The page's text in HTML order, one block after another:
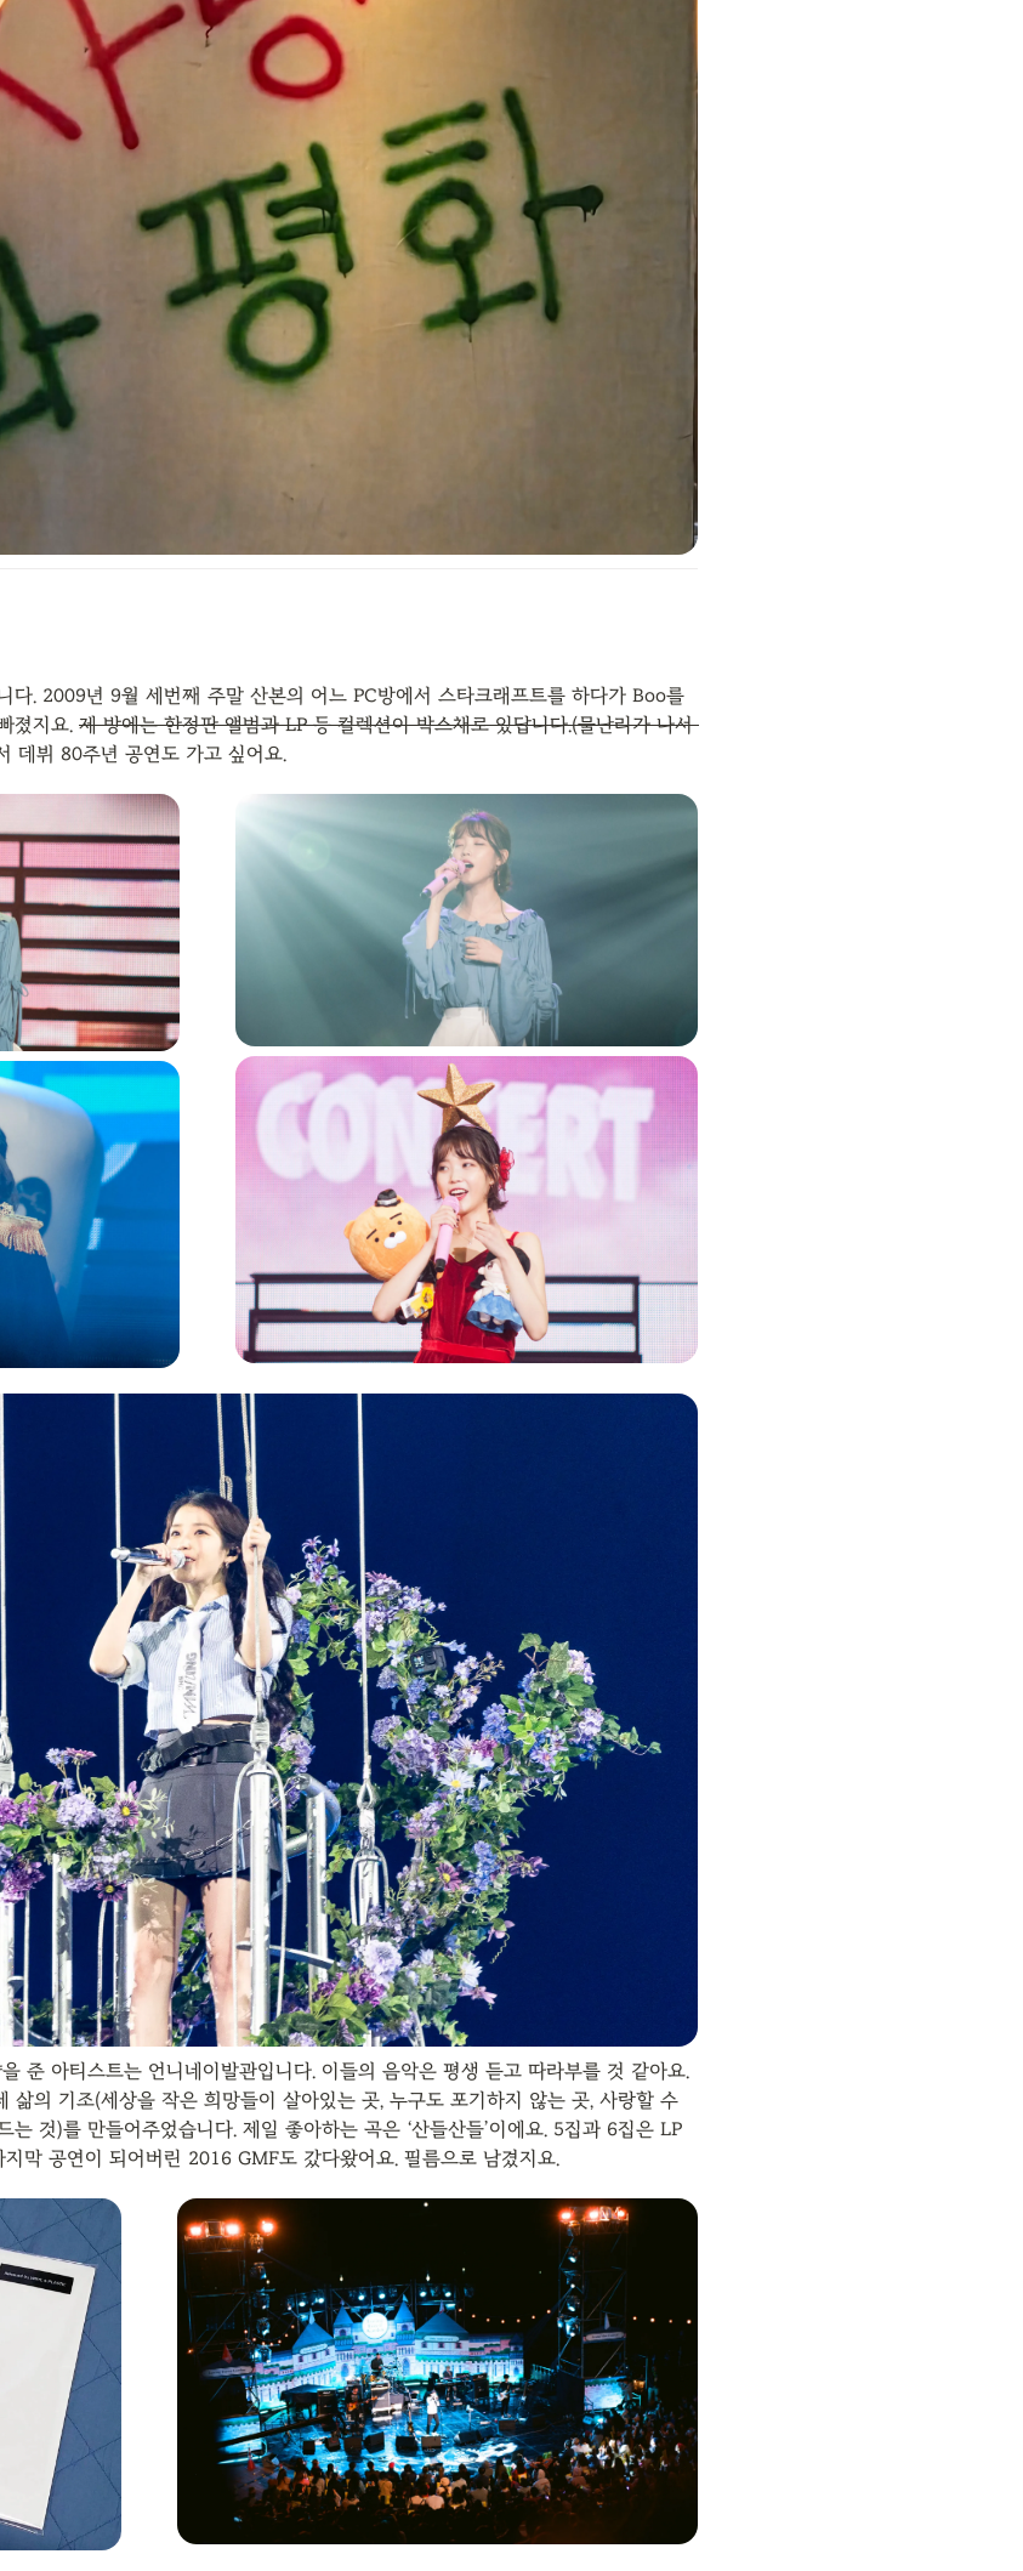
다. 2009년 9월 세번째 주말 산본의 어느 PC방에서 스타크래프트를 하다가 Boo를
졌지요. 제 방에는 한정판 앨범과 LP 등 컬렉션이 박스채로 있답니다.(물난리가 나서
데뷔 80주년 공연도 가고 싶어요.
준 아티스트는 언니네이발관입니다. 이들의 음악은 평생 듣고 따라부를 것 같아요.
삶의 기조(세상을 작은 희망들이 살아있는 곳, 누구도 포기하지 않는 곳, 사랑할 수
는 것)를 만들어주었습니다. 제일 좋아하는 곡은 ‘산들산들’이에요. 5집과 6집은 LP
막 공연이 되어버린 2016 GMF도 갔다왔어요. 필름으로 남겼지요.